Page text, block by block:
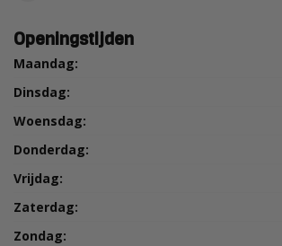
Openingstijden
Maandag:
Dinsdag:
Woensdag:
Donderdag:
Vrijdag:
Zaterdag:
Zondag: